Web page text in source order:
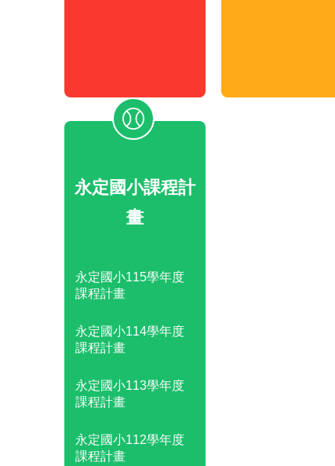
永定國小課程計
畫
永定國小115學年度
課程計畫
永定國小114學年度
課程計畫
永定國小113學年度
課程計畫
永定國小112學年度
課程計畫